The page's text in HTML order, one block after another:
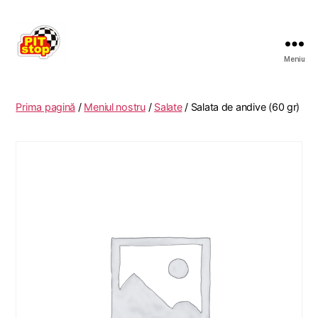
RASNOV
Meniu
Prima pagină / Meniul nostru/ Salate/ Salata de andive (60 gr)